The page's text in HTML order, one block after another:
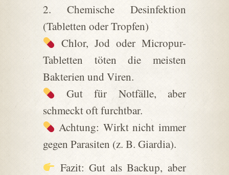
2. Chemische Desinfektion
(Tabletten oder Tropfen)
Chlor, Jod oder Micropur-
Tabletten töten die meisten
Bakterien und Viren.
Gut für Notfälle, aber
schmeckt oft furchtbar.
Achtung: Wirkt nicht immer
gegen Parasiten (z. B. Giardia).
Fazit: Gut als Backup, aber